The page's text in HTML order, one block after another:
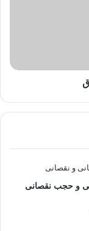
و حجب نقصانی